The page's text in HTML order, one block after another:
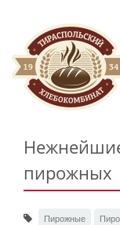
пирожных
Пирожные